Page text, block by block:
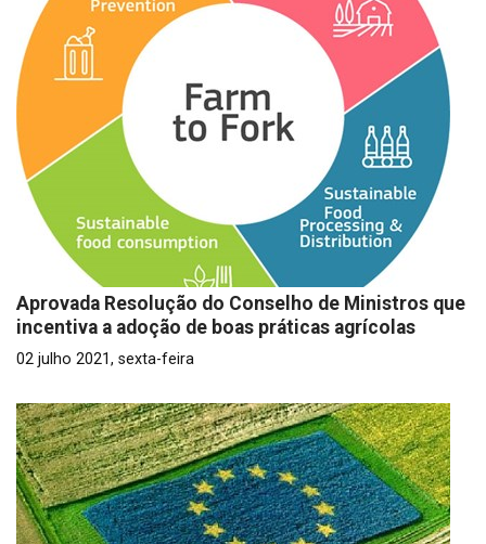
Aprovada Resolução do Conselho de Ministros que
incentiva a adoção de boas práticas agrícolas
02 julho 2021, sexta-feira